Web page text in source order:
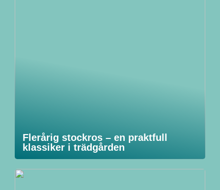
Flerårig stockros – en praktfull
klassiker i trädgården